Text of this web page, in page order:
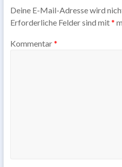
Deine E-Mail-Adresse wird
Erforderliche Felder sind mit*
Kommentar*